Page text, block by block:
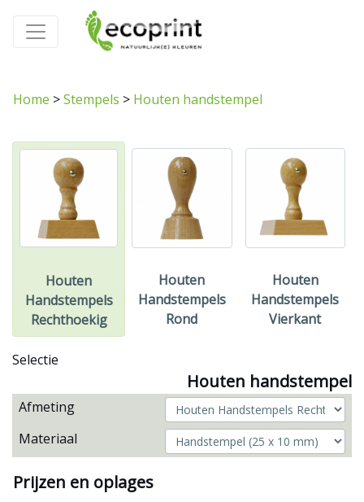
Home >Stempels > Houten handstempel
Houten
Handstempels
Rechthoekig
Houten
Handstempels
Rond
Houten
Handstempels
Vierkant
Selectie
Houten handstempel
Afmeting
Materiaal
Prijzen en oplages